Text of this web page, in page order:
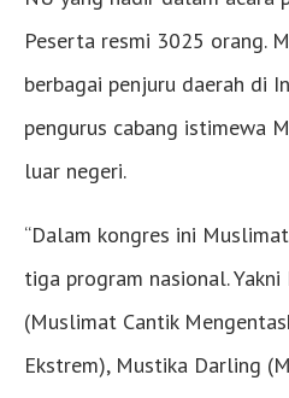
Peserta resmi 3025 orang.
berbagai penjuru daerah di
pengurus cabang istimewa
luar negeri.
“Dalam kongres ini
tiga program nasional.
(Muslimat Cantik
Ekstrem), Mustika Darling